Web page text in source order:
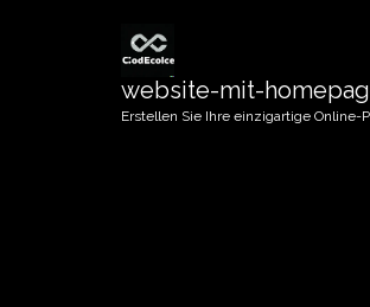
website-mit-
Erstellen Sie Ihre einzigartige Online-